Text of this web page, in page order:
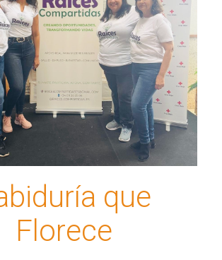
que
Florece